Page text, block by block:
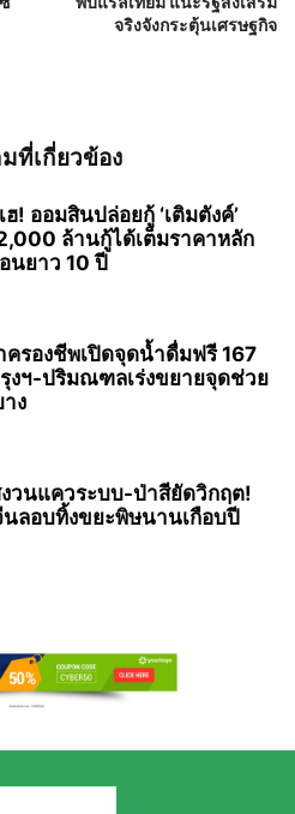
จริงจังกระตุ้นเศรษฐกิจ
ที่เกี่ยวข้อง
ฮ! ออมสินปล่อยกู้ ‘เติมตังค์’
ล้านกู้ได้เต็มราคาหลัก
นยาว 10 ปี
ครองชีพเปิดจุดน้ำดื่มฟรี 167
งฯ-ปริมณฑลเร่งขยายจุดช่วย
าง
วนแควระบบ-ป่าสียัดวิกฤต!
นลอบทิ้งขยะพิษนานเกือบปี